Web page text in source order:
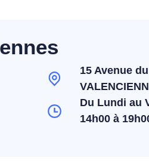
15 Avenue
Du Lundi au
14h00 à